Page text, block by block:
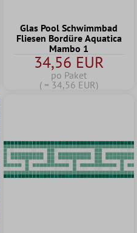
Glas Pool Schwimmbad
Fliesen Bordüre Aquatica
Mambo 1
34,56 EUR
po Paket
( = 34,56 EUR)